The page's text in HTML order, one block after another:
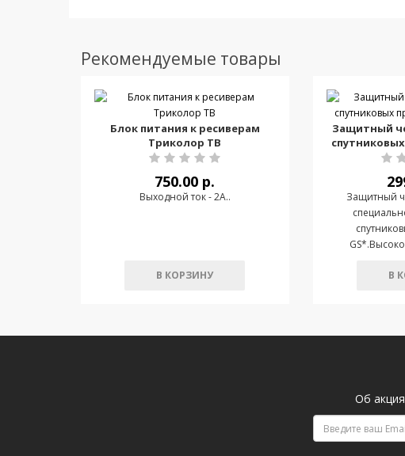
Рекомендуемые товары
Блок питания к ресиверам
Триколор ТВ
750.00 р.
Выходной ток - 2А..
В КОРЗИНУ
Защитный
Защитный
В
Об